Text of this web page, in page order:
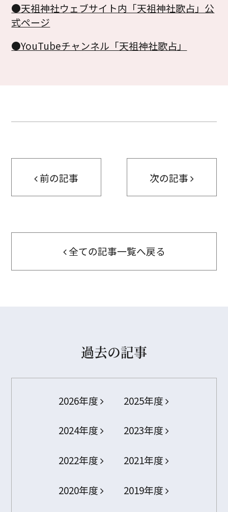
●天祖神社ウェブサイト内「天祖神社歌占」公
式ページ
●YouTubeチャンネル「天祖神社歌占」
前の記事 次の記事
全ての記事一覧へ戻る
過去の記事
2026年度 2025年度
2024年度 2023年度
2022年度 2021年度
2020年度 2019年度